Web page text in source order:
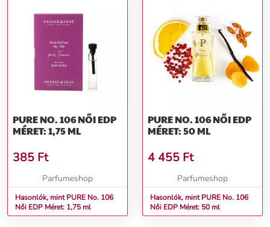
PURE NO. 106 NŐI EDP
MÉRET: 1,75 ML
385 Ft
Parfumeshop
Hasonlók, mint PURE No. 106
Női EDP Méret: 1,75 ml
PURE NO. 106 NŐI EDP
MÉRET: 50 ML
4 455 Ft
Parfumeshop
Hasonlók, mint PURE No. 106
Női EDP Méret: 50 ml